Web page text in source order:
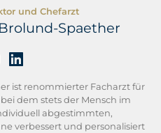
und Chefarzt
Spaether
ist renommierter Facharzt für
dem stets der Mensch im
abgestimmten,
verbessert und personalisiert